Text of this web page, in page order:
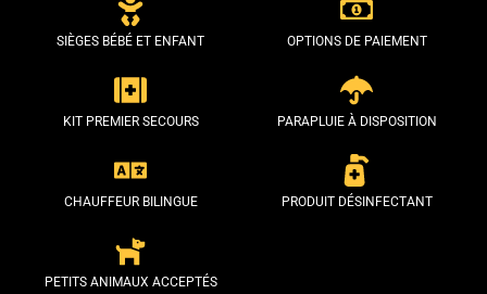
SIÈGES BÉBÉ ET ENFANT OPTIONS DE PAIEMENT
KIT PREMIER SECOURS PARAPLUIE À DISPOSITION
CHAUFFEUR BILINGUE PRODUIT DÉSINFECTANT
PETITS ANIMAUX ACCEPTÉS